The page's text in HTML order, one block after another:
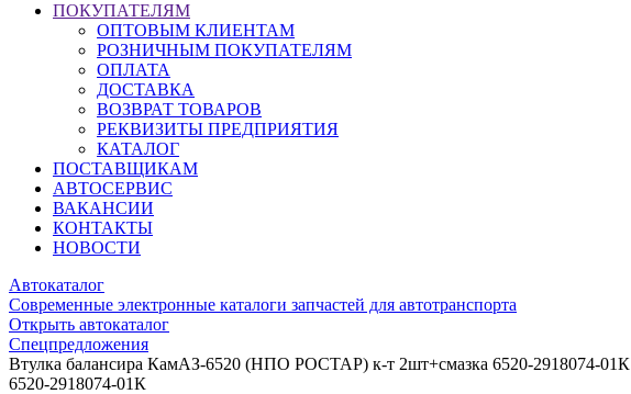
ПОКУПАТЕЛЯМ
ОПТОВЫМ КЛИЕНТАМ
РОЗНИЧНЫМ ПОКУПАТЕЛЯМ
ОПЛАТА
ДОСТАВКА
ВОЗВРАТ ТОВАРОВ
РЕКВИЗИТЫ ПРЕДПРИЯТИЯ
КАТАЛОГ
ПОСТАВЩИКАМ
АВТОСЕРВИС
ВАКАНСИИ
КОНТАКТЫ
НОВОСТИ
Автокаталог
Современные электронные каталоги запчастей для автотранспорта
Открыть автокаталог
Спецпредложения
Втулка балансира КамАЗ-6520 (НПО РОСТАР) к-т 2шт+смазка 6520-2918074-01К
6520-2918074-01К